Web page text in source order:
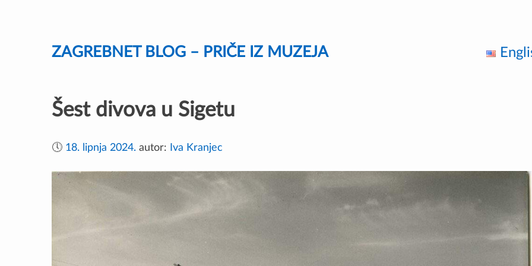
content
ZAGREBNET BLOG – PRIČE IZ MUZEJA
Šest divova u Sigetu
🕔 18. lipnja 2024. autor: Iva Kranjec